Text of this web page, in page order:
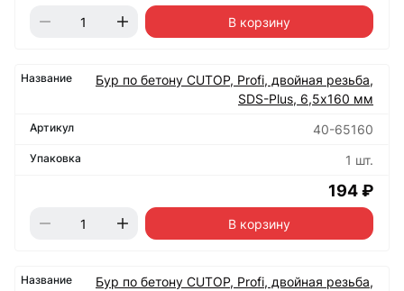
В корзину
Бур по бетону CUTOP, Profi, двойная резьба,
SDS-Plus, 6,5х160 мм
40-65160
1 шт.
194 ₽
В корзину
Бур по бетону CUTOP, Profi, двойная резьба,